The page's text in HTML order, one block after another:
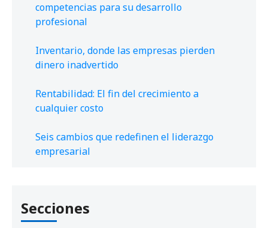
competencias para su desarrollo
profesional
Inventario, donde las empresas pierden
dinero inadvertido
Rentabilidad: El fin del crecimiento a
cualquier costo
Seis cambios que redefinen el liderazgo
empresarial
Secciones